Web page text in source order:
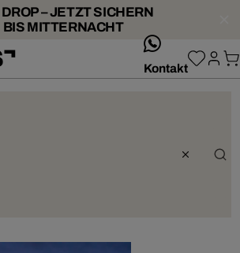
– JETZT SICHERN
BIS MITTERNACHT
Kontakt